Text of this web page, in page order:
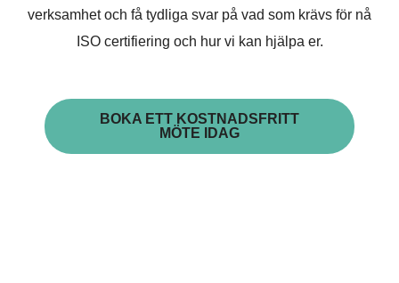
verksamhet och få tydliga svar på vad som krävs för nå
ISO certifiering och hur vi kan hjälpa er.
BOKA ETT KOSTNADSFRITT
MÖTE IDAG